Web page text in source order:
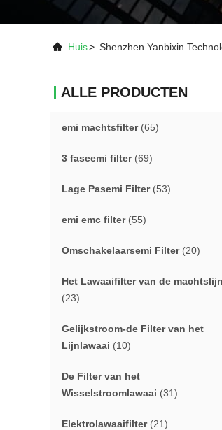
Huis> Shenzhen Yanbixin
ALLE PRODUCTEN
emi machtsfilter(65)
3 faseemi filter(69)
Lage Pasemi Filter(53)
emi emc filter(55)
Omschakelaarsemi Filter(20)
Het Lawaaifilter van de machtslijn
(23)
Gelijkstroom-de Filter van het
Lijnlawaai (10)
De Filter van het
Wisselstroomlawaai (31)
Elektrolawaaifilter(21)